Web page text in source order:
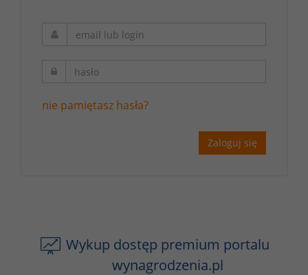
nie pamiętasz hasła?
Zaloguj się
Wykup dostęp premium portalu
wynagrodzenia.pl